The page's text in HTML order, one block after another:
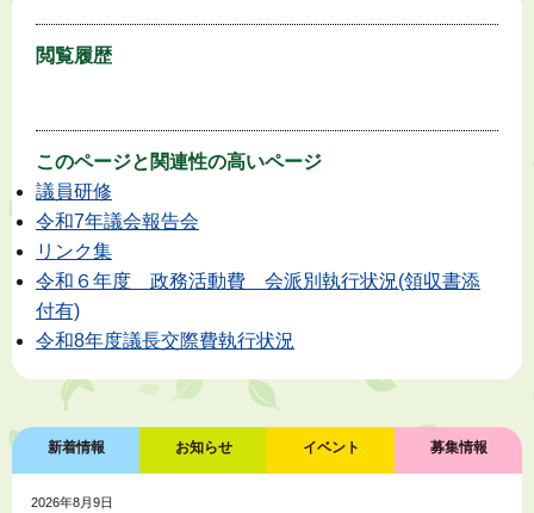
閲覧履歴
このページと 関連性の高いページ
議員研修
令和7年議会報告会
リンク集
令和６年度 政務活動費 会派別執行状況(領収書添
付有)
令和8年度議長交際費執行状況
新着情報 お知らせ イベント 募集情報
2026年8月9日